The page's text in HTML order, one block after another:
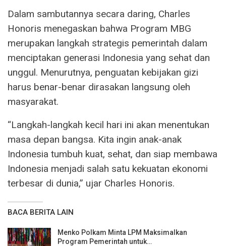
Dalam sambutannya secara daring, Charles
Honoris menegaskan bahwa Program MBG
merupakan langkah strategis pemerintah dalam
menciptakan generasi Indonesia yang sehat dan
unggul. Menurutnya, penguatan kebijakan gizi
harus benar-benar dirasakan langsung oleh
masyarakat.
“Langkah-langkah kecil hari ini akan menentukan
masa depan bangsa. Kita ingin anak-anak
Indonesia tumbuh kuat, sehat, dan siap membawa
Indonesia menjadi salah satu kekuatan ekonomi
terbesar di dunia,” ujar Charles Honoris.
BACA BERITA LAIN
Menko Polkam Minta LPM Maksimalkan
Program Pemerintah untuk…